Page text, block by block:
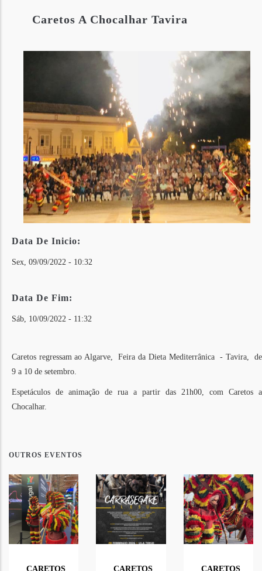
Caretos A Chocalhar Tavira
Data De Inicio:
Sex, 09/09/2022 - 10:32
Data De Fim:
Sáb, 10/09/2022 - 11:32
Caretos regressam ao Algarve, Feira da Dieta Mediterrânica - Tavira, de
9 a 10 de setembro.
Espetáculos de animação de rua a partir das 21h00, com Caretos a
Chocalhar.
OUTROS EVENTOS
CARETOS
CARETOS
CARETOS